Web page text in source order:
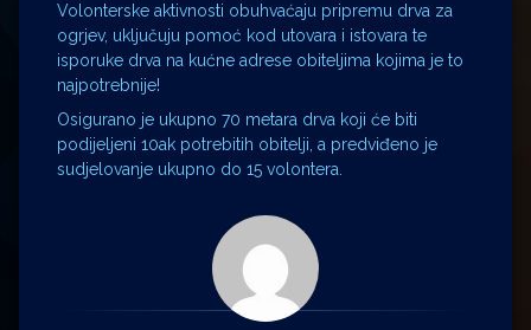
Miroslav Šantek
Volonterske aktivnosti obuhvaćaju pripremu drva za
ogrjev, uključuju pomoć kod utovara i istovara te
isporuke drva na kućne adrese obiteljima kojima je to
najpotrebnije!
Osigurano je ukupno 70 metara drva koji će biti
podijeljeni 10ak potrebitih obitelji, a predviđeno je
sudjelovanje ukupno do 15 volontera.